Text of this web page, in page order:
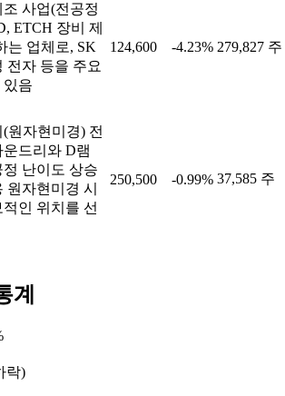
사업(전공정
ETCH 장비 제
는 업체로, SK
전자 등을 주요
있음
124,600 -4.23% 279,827 주
원자현미경) 전
드리와 D램
난이도 상승
원자현미경 시
인 위치를 선
250,500 -0.99% 37,585 주
계
락)